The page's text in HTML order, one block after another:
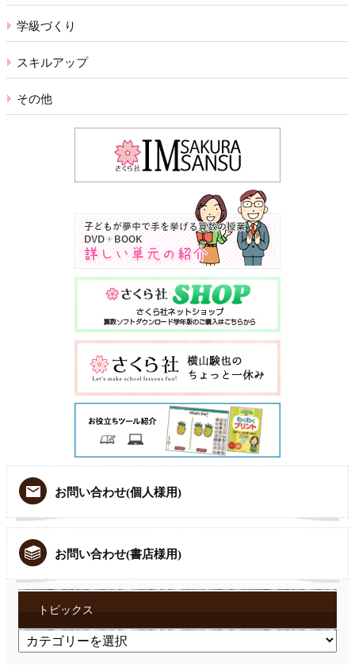
学級づくり
スキルアップ
その他
お問い合わせ(個人様用)
お問い合わせ(書店様用)
トピックス
ト